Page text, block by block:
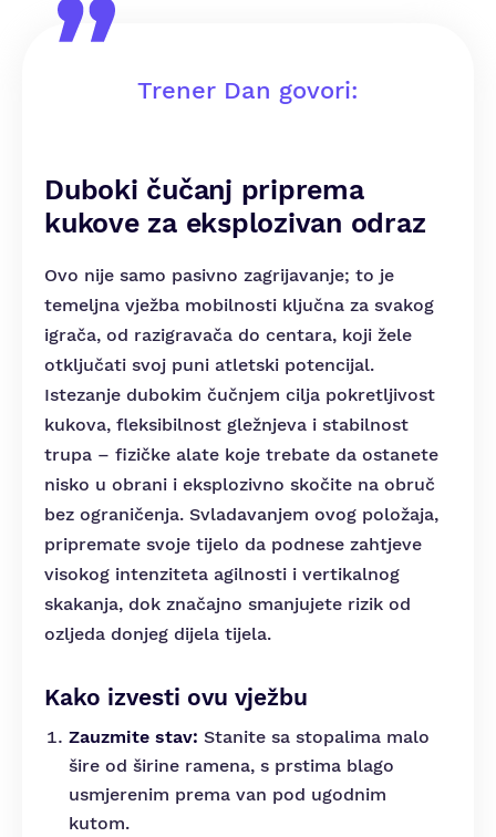
Trener Dan govori:
Duboki čučanj priprema
kukove za eksplozivan odraz
Ovo nije samo pasivno zagrijavanje; to je
temeljna vježba mobilnosti ključna za svakog
igrača, od razigravača do centara, koji žele
otključati svoj puni atletski potencijal.
Istezanje dubokim čučnjem cilja pokretljivost
kukova, fleksibilnost gležnjeva i stabilnost
trupa – fizičke alate koje trebate da ostanete
nisko u obrani i eksplozivno skočite na obruč
bez ograničenja. Svladavanjem ovog položaja,
pripremate svoje tijelo da podnese zahtjeve
visokog intenziteta agilnosti i vertikalnog
skakanja, dok značajno smanjujete rizik od
ozljeda donjeg dijela tijela.
Kako izvesti ovu vježbu
Zauzmite stav: Stanite sa stopalima malo
šire od širine ramena, s prstima blago
usmjerenim prema van pod ugodnim
kutom.